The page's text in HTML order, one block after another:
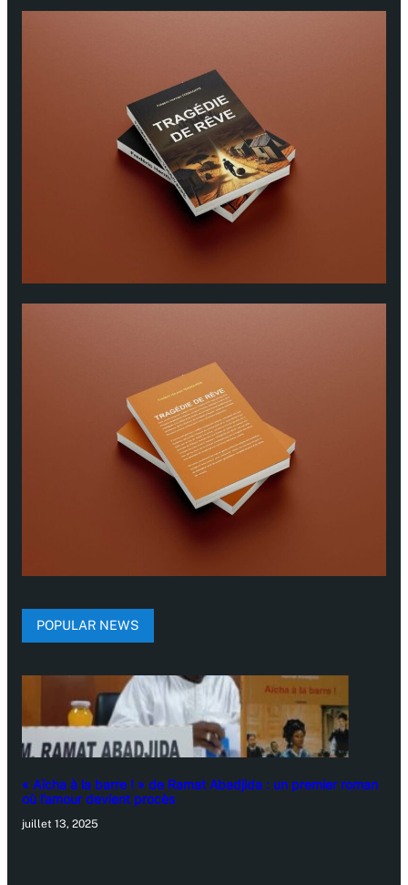
POPULAR NEWS
« Aïcha à la barre ! » de Ramat Abadjida : un premier roman
où l’amour devient procès
juillet 13, 2025